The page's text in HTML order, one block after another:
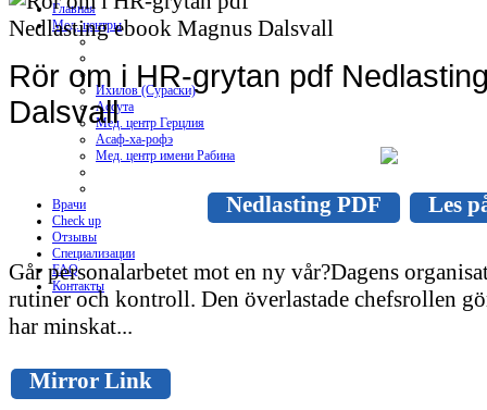
Главная
Мед. центры
Ихилов (Сураски)
Ассута
Мед. центр Герцлия
Асаф-ха-рофэ
Мед. центр имени Рабина
Врачи
Check up
Отзывы
Специализации
FAQ
Контакты
Rör om i HR-grytan pdf
Dalsvall
Nedlasting PDF Les
Går personalarbetet mot en ny vår?Dagens
rutiner och kontroll. Den överlastade chefsrollen
har minskat...
Mirror Link